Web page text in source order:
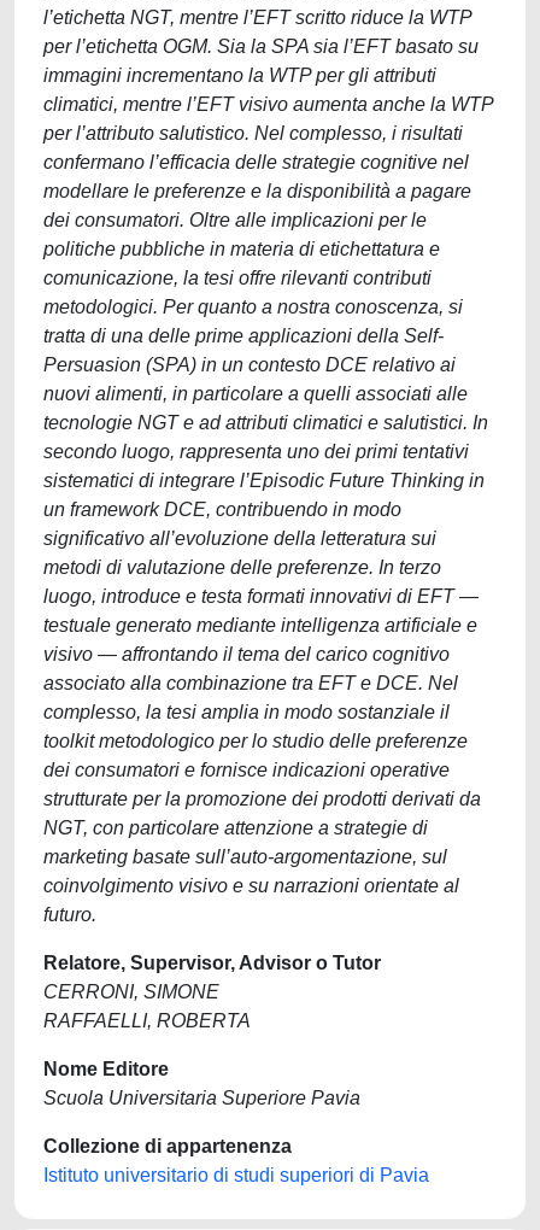
l’etichetta NGT, mentre l’EFT scritto riduce la WTP
per l’etichetta OGM. Sia la SPA sia l’EFT basato su
immagini incrementano la WTP per gli attributi
climatici, mentre l’EFT visivo aumenta anche la WTP
per l’attributo salutistico. Nel complesso, i risultati
confermano l’efficacia delle strategie cognitive nel
modellare le preferenze e la disponibilità a pagare
dei consumatori. Oltre alle implicazioni per le
politiche pubbliche in materia di etichettatura e
comunicazione, la tesi offre rilevanti contributi
metodologici. Per quanto a nostra conoscenza, si
tratta di una delle prime applicazioni della Self-
Persuasion (SPA) in un contesto DCE relativo ai
nuovi alimenti, in particolare a quelli associati alle
tecnologie NGT e ad attributi climatici e salutistici. In
secondo luogo, rappresenta uno dei primi tentativi
sistematici di integrare l’Episodic Future Thinking in
un framework DCE, contribuendo in modo
significativo all’evoluzione della letteratura sui
metodi di valutazione delle preferenze. In terzo
luogo, introduce e testa formati innovativi di EFT —
testuale generato mediante intelligenza artificiale e
visivo — affrontando il tema del carico cognitivo
associato alla combinazione tra EFT e DCE. Nel
complesso, la tesi amplia in modo sostanziale il
toolkit metodologico per lo studio delle preferenze
dei consumatori e fornisce indicazioni operative
strutturate per la promozione dei prodotti derivati da
NGT, con particolare attenzione a strategie di
marketing basate sull’auto-argomentazione, sul
coinvolgimento visivo e su narrazioni orientate al
futuro.
Relatore, Supervisor, Advisor o Tutor
CERRONI, SIMONE
RAFFAELLI, ROBERTA
Nome Editore
Scuola Universitaria Superiore Pavia
Collezione di appartenenza
Istituto universitario di studi superiori di Pavia